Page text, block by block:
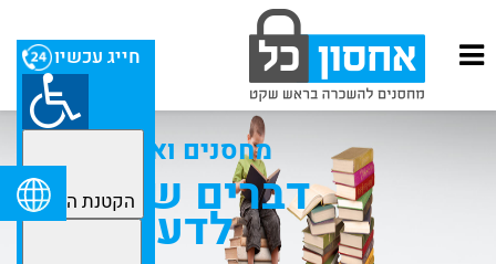
חייג עכשיו
הקטנת הפונט
מחסנים ואחסנה
דברים שכדאי
לדעת